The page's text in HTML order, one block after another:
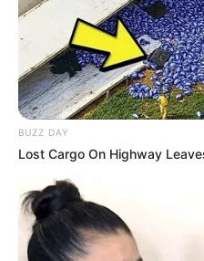
BUZZ DAY
Lost Cargo On Highway